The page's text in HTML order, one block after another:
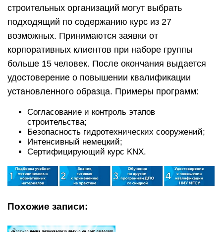
строительных организаций могут выбрать
подходящий по содержанию курс из 27
возможных. Принимаются заявки от
корпоративных клиентов при наборе группы
больше 15 человек. После окончания выдается
удостоверение о повышении квалификации
установленного образца. Примеры программ:
Согласование и контроль этапов
строительства;
Безопасность гидротехнических сооружений;
Интенсивный немецкий;
Сертифицирующий курс KNX.
Похожие записи: